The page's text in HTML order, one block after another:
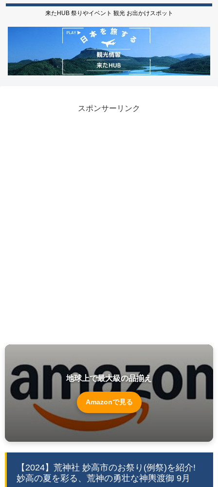
来たHUB 祭りやイベント 観光 お出かけスポット
スポンサーリンク
地球上で最大級の品揃え
Amazonで見る
【2024】荒神社 妙高市のお祭り(例祭)を紹介!
妙高の夏を彩る、荒神の勇壮な神輿渡御 9月